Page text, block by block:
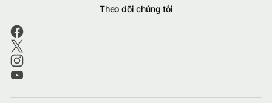
Theo dõi chúng tôi